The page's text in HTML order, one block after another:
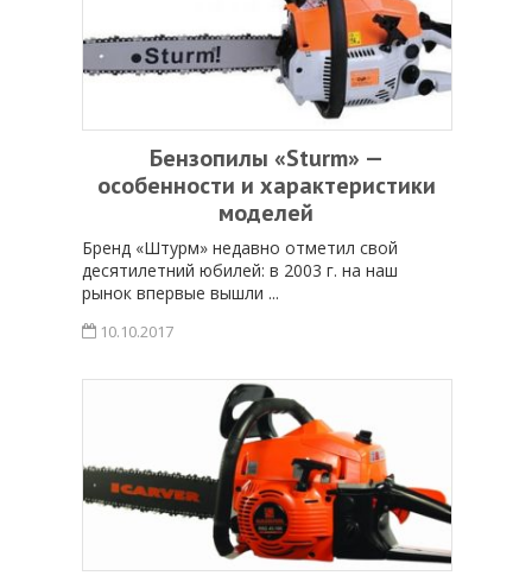
Бензопилы «Sturm» —
особенности и характеристики
моделей
Бренд «Штурм» недавно отметил свой
десятилетний юбилей: в 2003 г. на наш
рынок впервые вышли ...
10.10.2017